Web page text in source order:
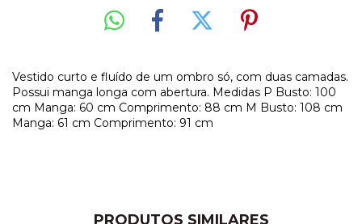
Vestido curto e fluído de um ombro só, com duas camadas.
Possui manga longa com abertura. Medidas P Busto: 100
cm Manga: 60 cm Comprimento: 88 cm M Busto: 108 cm
Manga: 61 cm Comprimento: 91 cm
PRODUTOS SIMILARES